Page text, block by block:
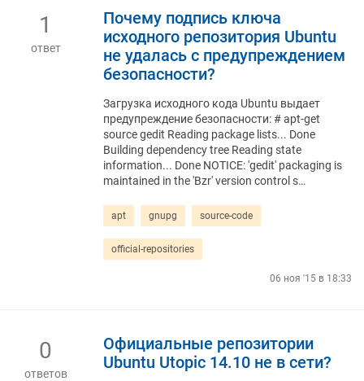
1
ответ
Почему подпись ключа
исходного репозитория Ubuntu
не удалась с предупреждением
безопасности?
Загрузка исходного кода Ubuntu выдает
предупреждение безопасности: # apt-get
source gedit Reading package lists... Done
Building dependency tree Reading state
information... Done NOTICE: 'gedit' packaging is
maintained in the 'Bzr' version control s…
apt gnupg source-code
official-repositories
06 ноя '15 в 18:33
0
ответов
Официальные репозитории
Ubuntu Utopic 14.10 не в сети?